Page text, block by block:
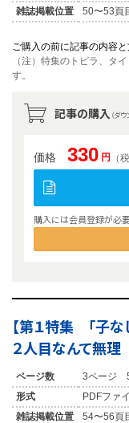
雑誌掲載位置 50〜53頁
ご購入の前に記事の内容
（注）特集のトビラ、タ
す。
記事の購入 （ダ
価格 330 円 （
購入には会員登録が必
【第１特集 「子
２人目なんて無
ページ数
3ページ
形式
PDFファ
雑誌掲載位置
54〜56頁